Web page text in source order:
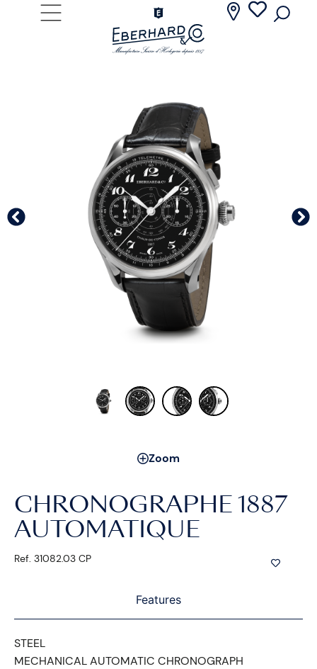
Zoom
CHRONOGRAPHE 1887
AUTOMATIQUE
Ref. 31082.03 CP
Features
STEEL
MECHANICAL AUTOMATIC CHRONOGRAPH